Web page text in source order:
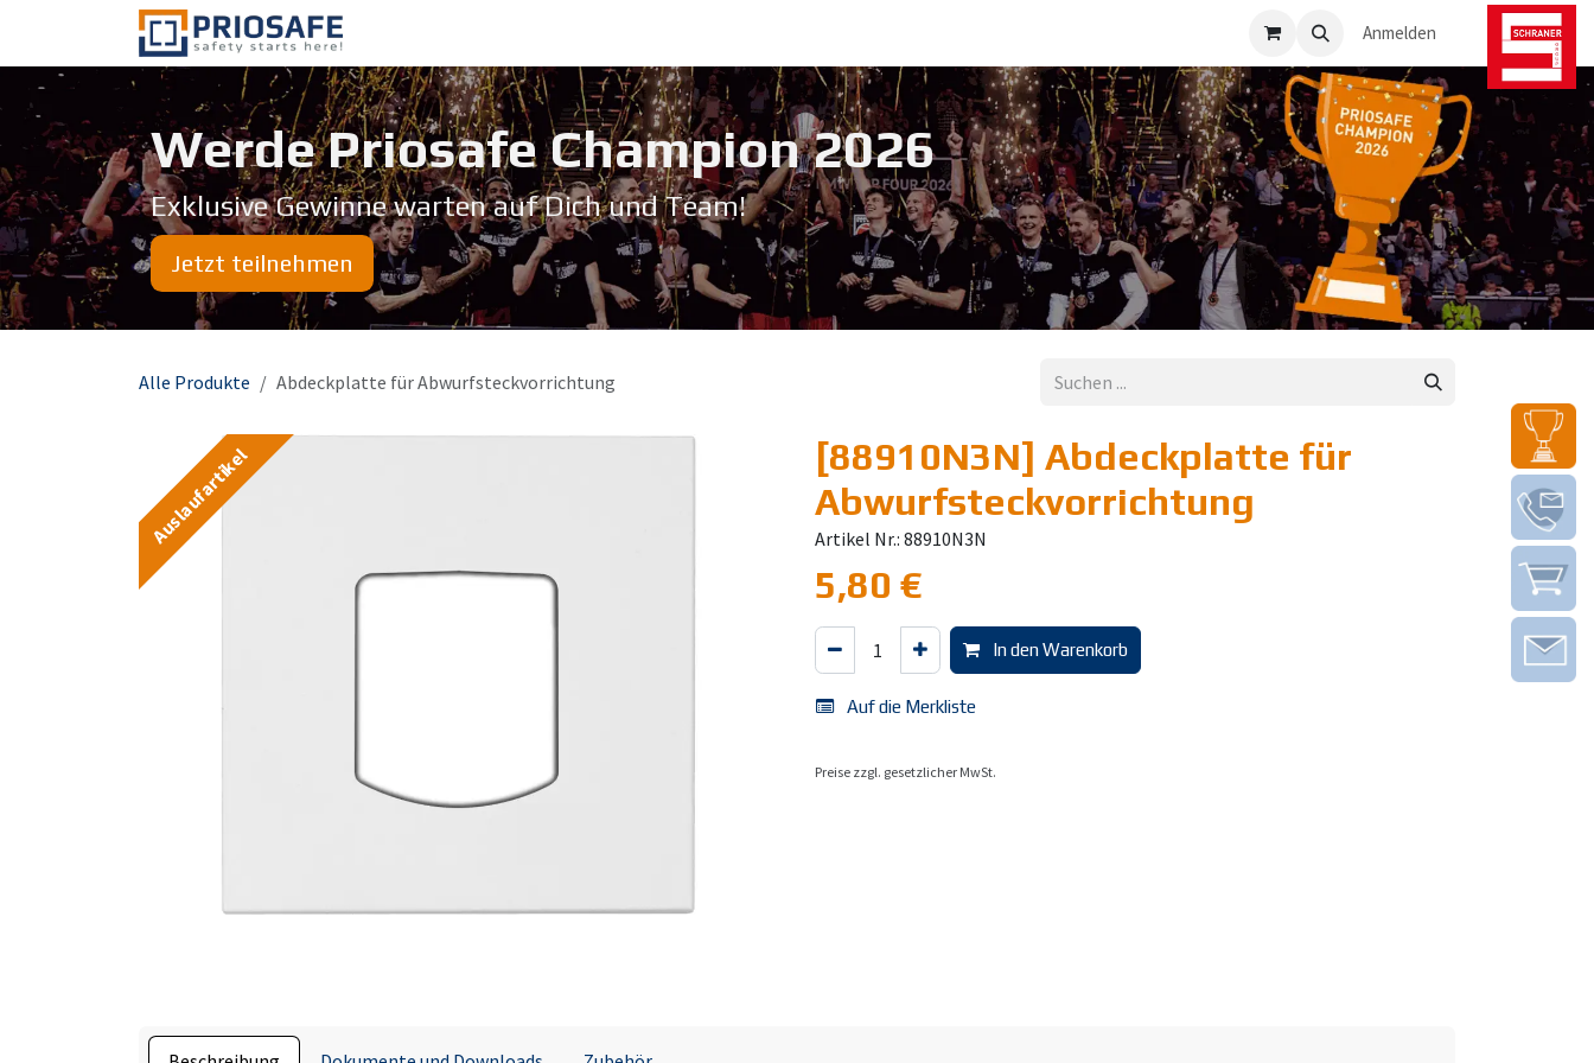
Zum Inhalt springen
Anmelden
Jetzt teilnehmen
Werde Priosafe Champion 20​26
Exklusive Gewinne warten auf Dich und Team!
Alle Produkte Abdeckplatte für Abwurfsteckvorrichtung
Auslaufartikel
[88910N3N] Abdeckplatte für
Abwurfsteckvorrichtung
Artikel Nr.: 88910N3N
5,80 €
In den Warenkorb
Auf die Merkliste
Preise zzgl. gesetzlicher MwSt.